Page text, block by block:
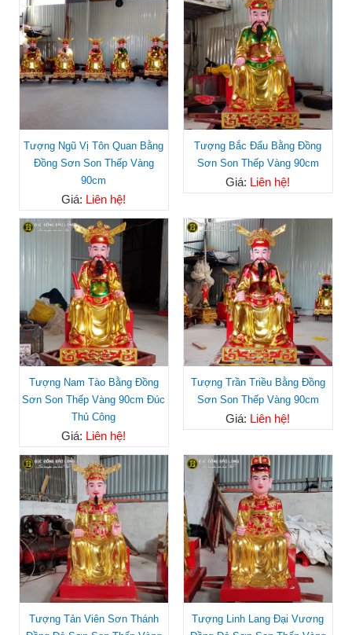
Tượng Ngũ Vị Tôn Quan Bằng
Đồng Sơn Son Thếp Vàng
90cm
Giá: Liên hệ!
Tượng Bắc Đẩu Bằng Đồng
Sơn Son Thếp Vàng 90cm
Giá: Liên hệ!
Tượng Nam Tào Bằng Đồng
Sơn Son Thếp Vàng 90cm Đúc
Thủ Công
Giá: Liên hệ!
Tượng Trần Triều Bằng Đồng
Sơn Son Thếp Vàng 90cm
Giá: Liên hệ!
Tượng Tản Viên Sơn Thánh
Tượng Linh Lang Đại Vương